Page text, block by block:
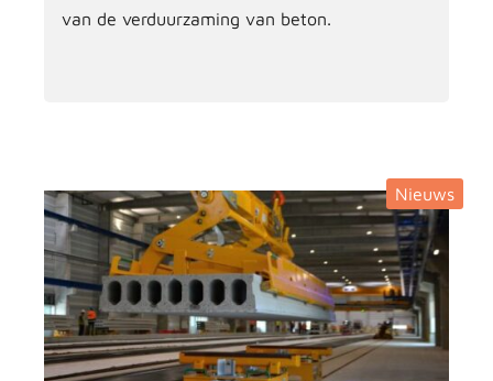
van de verduurzaming van beton.
Nieuws